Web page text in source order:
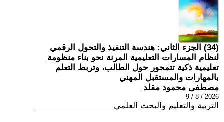
(34) الجزء الثاني: هندسة التنفيذ والتحول الرقمي
لنظام المسارات التعليمية المرنة نحو بناء منظومة
تعليمية ذكية تتمحور حول الطالب، وتربط التعلم
بالمهارات والمستقبل المهني
مصطفى محمود مقلد
2026 / 8 / 9
التربية والتعليم والبحث العلمي